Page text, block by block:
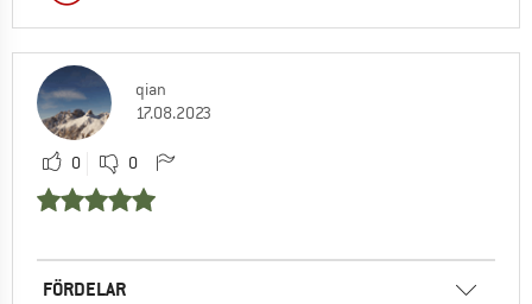
qian
17.08.2023
0 0
FÖRDELAR